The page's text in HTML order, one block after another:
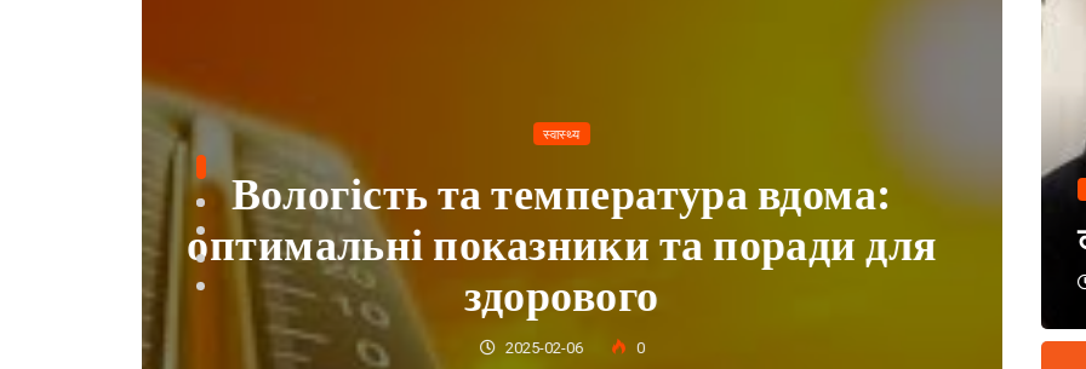
स्वास्थ्य
Мікроінсульт: симптоми, причини та
методи профілактики
2025-02-05